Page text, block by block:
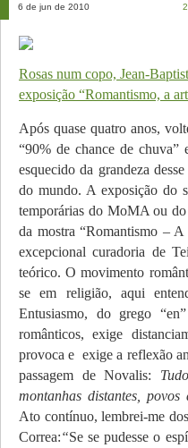
6 de jun de 2010
Rosas num copo, Jean-
exposição “Romantismo, a
Após quase quatro anos,
“90% de chance de chuva”
esquecido da grandeza
do mundo. A exposição do
temporárias do MoMA ou
da mostra “Romantismo –
excepcional curadoria de
teórico. O movimento
se em religião, aqui
Entusiasmo, do grego
românticos, exige
provoca e exige a reflexão
passagem de Novalis:
montanhas distantes,
Ato contínuo, lembrei-me
Correa:“Se se pudesse o